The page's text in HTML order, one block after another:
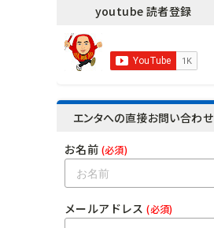
youtube 読者登録
エンタへの直接お問い合わせ
お名前 (必須)
メールアドレス (必須)